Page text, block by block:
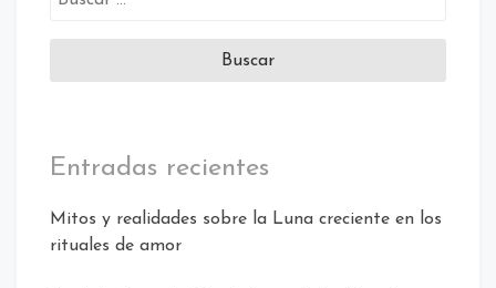
Entradas recientes
Mitos y realidades sobre la Luna creciente en los
rituales de amor